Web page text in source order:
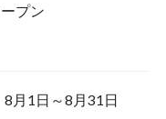
プン
8月1日～8月31日